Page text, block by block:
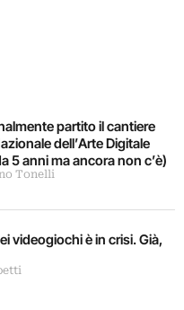
partito il cantiere
dell’Arte Digitale
5 anni ma ancora non c’è)
Tonelli
videogiochi è in crisi. Già,